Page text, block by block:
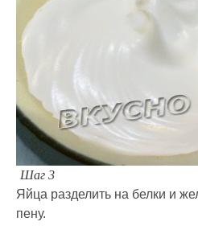
Шаг 3
Яйца разделить на белки и
пену.